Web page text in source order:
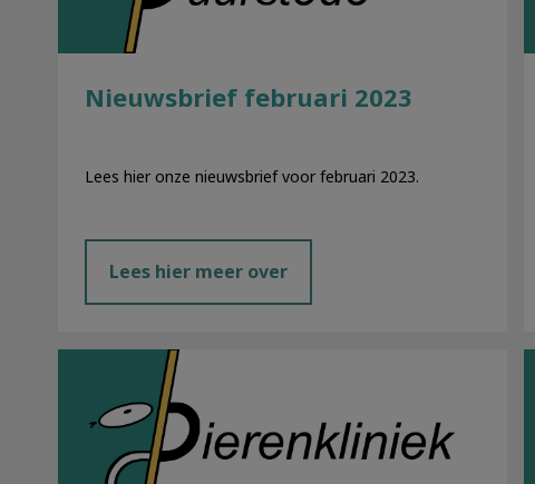
Nieuwsbrief februari 2023
Lees hier onze nieuwsbrief voor februari 2023.
Lees hier meer over
Nieuwsbrief november 2022